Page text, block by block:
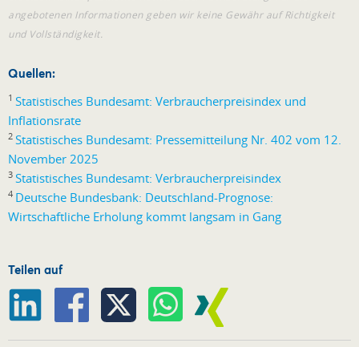
angebotenen Informationen geben wir keine Gewähr auf Richtigkeit
und Vollständigkeit.
Quellen:
1 Statistisches Bundesamt: Verbraucherpreisindex und
Inflationsrate
2 Statistisches Bundesamt: Pressemitteilung Nr. 402 vom 12.
November 2025
3 Statistisches Bundesamt: Verbraucherpreisindex
4 Deutsche Bundesbank: Deutschland-Prognose:
Wirtschaftliche Erholung kommt langsam in Gang
Teilen auf